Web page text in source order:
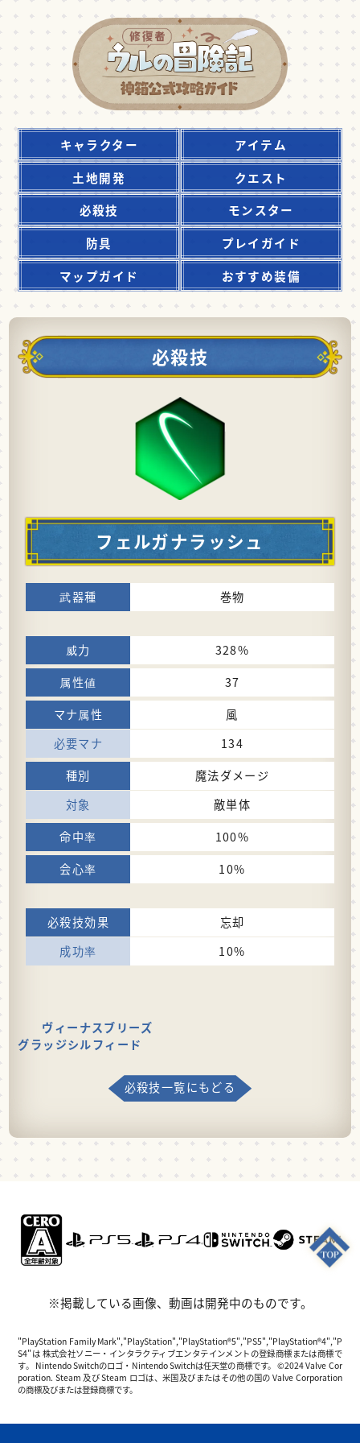
キャラクター
アイテム
土地開発
クエスト
必殺技
モンスター
防具
プレイガイド
マップガイド
おすすめ装備
必殺技
フェルガナラッシュ
巻物
328%
37
風
134
魔法ダメージ
敵単体
100%
10%
忘却
10%
ヴィーナスブリーズ
グラッジシルフィード
必殺技一覧にもどる
※掲載している画像、動画は開発中のものです。
"PlayStation Family Mark","PlayStation","PlayStation®5","PS5","PlayStation®4","P
S4"は 株式会社ソニー・インタラクティブエンタテインメントの登録商標または商標で
す。 Nintendo Switchのロゴ・Nintendo Switchは任天堂の商標です。 ©2024 Valve Cor
poration. Steam 及び Steam ロゴは、米国及びまたはその他の国の Valve Corporation
の商標及びまたは登録商標です。